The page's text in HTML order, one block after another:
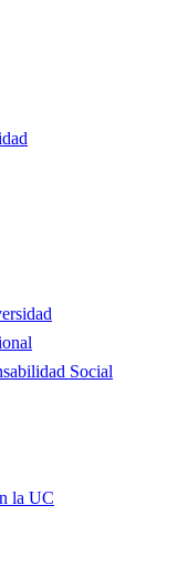
Social
la UC